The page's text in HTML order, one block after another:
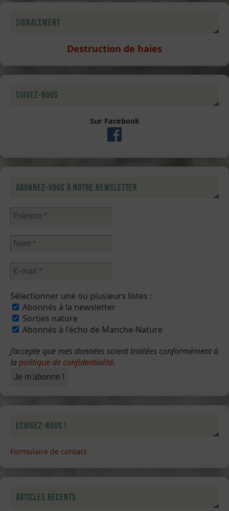
Signalement
Destruction de haies
Suivez-nous
Sur Facebook
Abonnez-vous à notre newsletter
Sélectionner une ou plusieurs listes :
Abonnés à la newsletter
Sorties nature
Abonnés à l'écho de Manche-Nature
J’accepte que mes données soient traitées conformément à
lapolitique de confidentialité.
Ecrivez-nous !
Formulaire de contact
Articles récents